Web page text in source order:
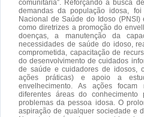
comunitária”. Reforçando a busca
demandas da população idosa,
Nacional de Saúde do Idoso
como diretrizes a promoção do
doenças, a manutenção da
necessidades de saúde do idoso,
comprometida, capacitação de
do desenvolvimento de cuidados
de saúde e cuidadores de idosos,
ações práticas) e apoio a
envelhecimento. As ações
diferentes áreas do
problemas da pessoa idosa. O
aspiração de qualquer sociedade e